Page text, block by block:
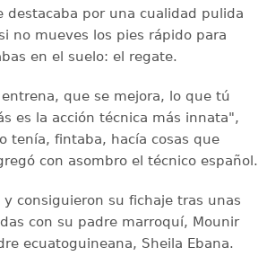
destacaba por una cualidad pulida
no mueves los pies rápido para
en el suelo: el regate.
que se mejora, lo que tú
es la acción técnica más innata",
tenía, fintaba, hacía cosas que
con asombro el técnico español.
y consiguieron su fichaje tras unas
con su padre marroquí, Mounir
ecuatoguineana, Sheila Ebana.